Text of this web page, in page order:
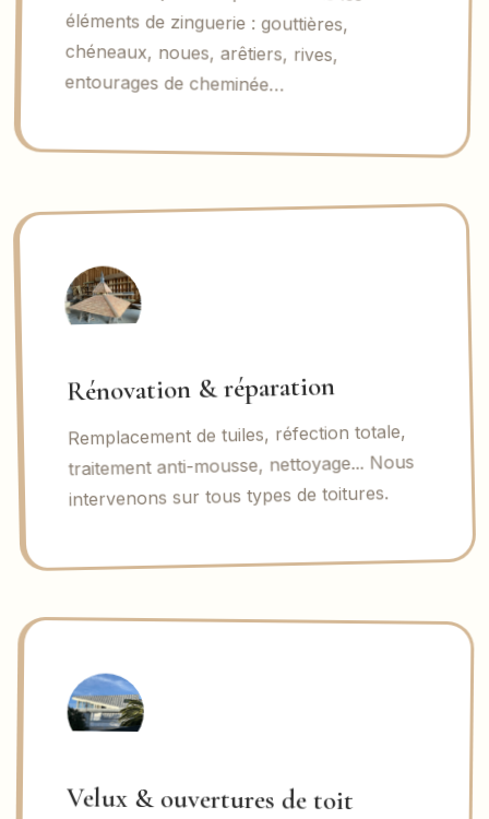
entourages de cheminée…
Rénovation & réparation
Remplacement de tuiles, réfection totale,
traitement anti-mousse, nettoyage... Nous
intervenons sur tous types de toitures.
Velux & ouvertures de toit